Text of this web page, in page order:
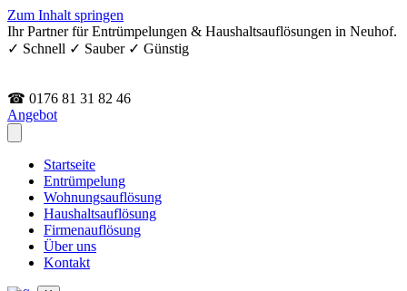
Zum Inhalt springen
Ihr Partner für Entrümpelungen & Haushaltsauflösungen in Neuhof.
✓ Schnell ✓ Sauber ✓ Günstig
☎ 0176 81 31 82 46
Angebot
Startseite
Entrümpelung
Wohnungsauflösung
Haushaltsauflösung
Firmenauflösung
Über uns
Kontakt